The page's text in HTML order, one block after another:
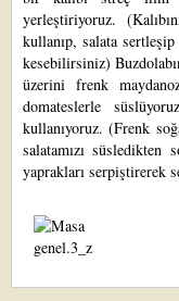
yerleştiriyoruz.
kullanıp, salata
kesebilirsiniz)
üzerini frenk
domateslerle
kullanıyoruz. (Frenk
salatamızı süsledikten
yaprakları serpiştirerek